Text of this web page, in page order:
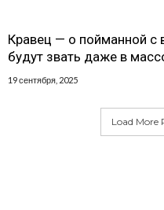
Кравец — о пойманной с
будут звать даже в
19 сентября, 2025
Load More